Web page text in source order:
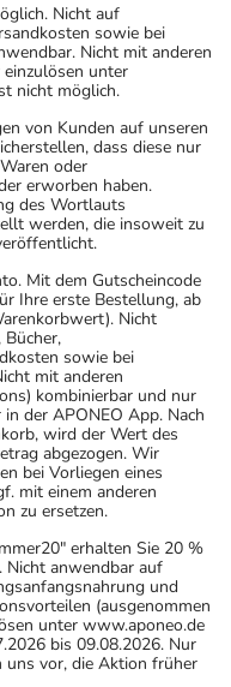
Nicht auf
sowie bei
Nicht mit anderen
unter
nicht möglich.
von Kunden auf unseren
dass diese nur
oder
erworben haben.
des Wortlauts
werden, die insoweit zu
Mit dem Gutscheincode
Ihre erste Bestellung, ab
Nicht
sowie bei
mit anderen
kombinierbar und nur
der APONEO App. Nach
wird der Wert des
abgezogen. Wir
bei Vorliegen eines
mit einem anderen
zu ersetzen.
erhalten Sie 20 %
Nicht anwendbar auf
und
(ausgenommen
unter www.aponeo.de
bis 09.08.2026. Nur
uns vor, die Aktion früher